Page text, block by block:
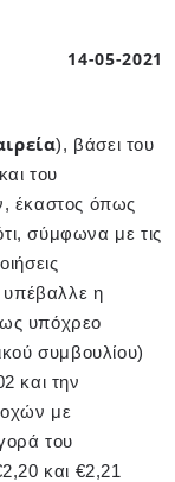
14-05-2021
), βάσει του
του
έκαστος όπως
σύμφωνα με τις
η
ως υπόχρεο
συμβουλίου)
και την
με
του
και €2,21